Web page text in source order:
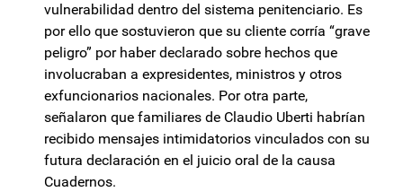
vulnerabilidad dentro del sistema penitenciario. Es
por ello que sostuvieron que su cliente corría “grave
peligro” por haber declarado sobre hechos que
involucraban a expresidentes, ministros y otros
exfuncionarios nacionales. Por otra parte,
señalaron que familiares de Claudio Uberti habrían
recibido mensajes intimidatorios vinculados con su
futura declaración en el juicio oral de la causa
Cuadernos.